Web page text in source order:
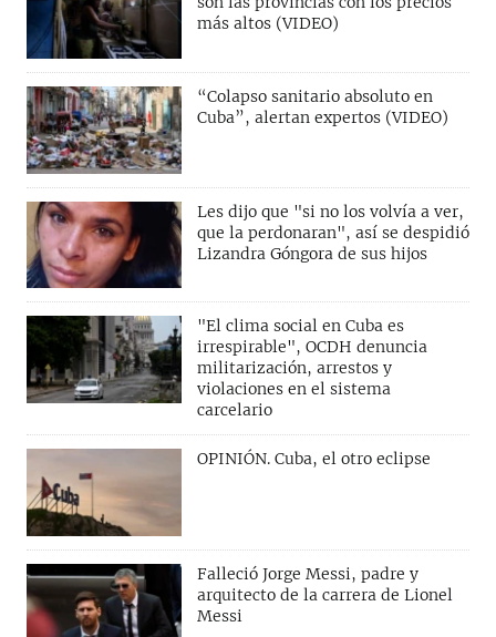
más altos (VIDEO)
“Colapso sanitario absoluto en
Cuba”, alertan expertos (VIDEO)
Les dijo que "si no los volvía a ver,
que la perdonaran", así se despidió
Lizandra Góngora de sus hijos
"El clima social en Cuba es
irrespirable", OCDH denuncia
militarización, arrestos y
violaciones en el sistema
carcelario
OPINIÓN. Cuba, el otro eclipse
Falleció Jorge Messi, padre y
arquitecto de la carrera de Lionel
Messi